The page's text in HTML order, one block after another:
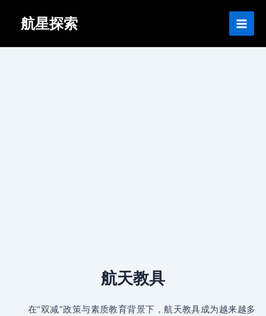
容
航星探索
Main
首页 航天教具
航天教具
在“双减”政策与素质教育背景下，航天教具成为越来越多